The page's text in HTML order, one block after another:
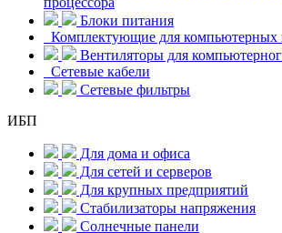
Блоки питания
Комплектующие для компьютерных
Вентиляторы для
Сетевые кабели
Сетевые фильтры
ИБП
Для дома и офиса
Для сетей и серверов
Для крупных предприятий
Стабилизаторы напряжения
Солнечные панели